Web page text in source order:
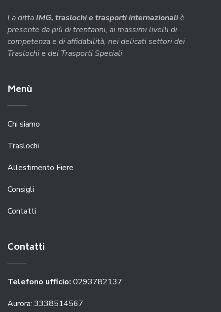
La dittaIMG, traslochi e trasporti internazionaliè
presente da più di trentanni, ai massimi livelli di
competenza e di affidabilità, nei delicati settori dei
Traslochi e dei Trasporti Speciali
Menù
Chi siamo
Traslochi
Allestimento Fiere
Consigli
Contatti
Contatti
Telefono ufficio: 0293782137
Aurora: 3338514567